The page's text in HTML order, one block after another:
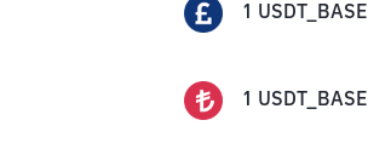
1 USDT_BASE
1 USDT_BASE